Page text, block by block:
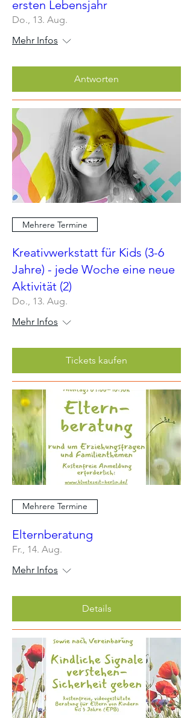
ersten Lebensjahr
Do., 13. Aug.
Mehr Infos
Antworten
Mehrere Termine
Kreativwerkstatt für Kids (3-6
Jahre) - jede Woche eine neue
Aktivität (2)
Do., 13. Aug.
Mehr Infos
Tickets kaufen
Mehrere Termine
Elternberatung
Fr., 14. Aug.
Mehr Infos
Details